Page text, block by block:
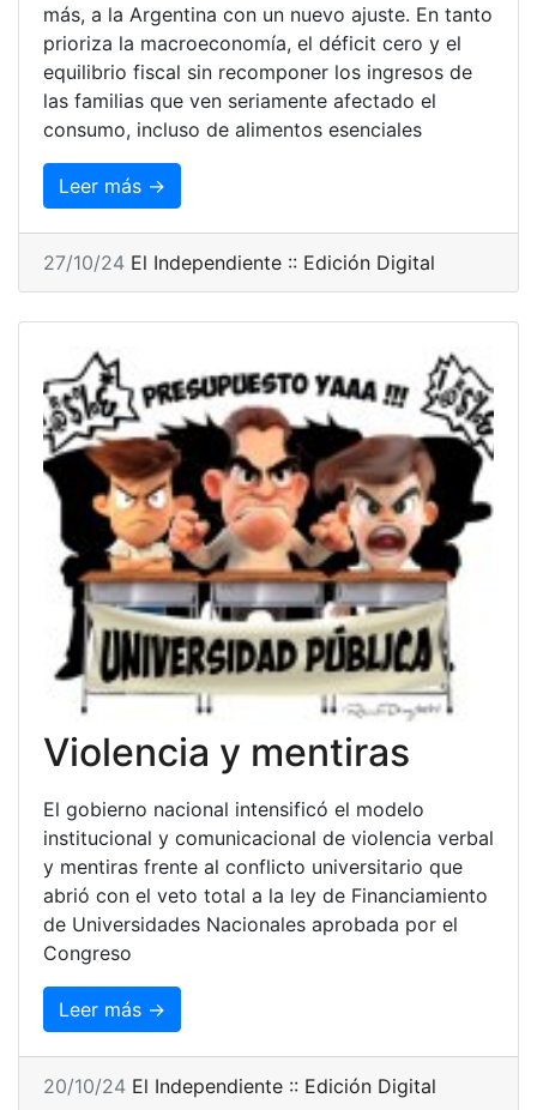
más, a la Argentina con un nuevo ajuste. En tanto
prioriza la macroeconomía, el déficit cero y el
equilibrio fiscal sin recomponer los ingresos de
las familias que ven seriamente afectado el
consumo, incluso de alimentos esenciales
Leer más →
27/10/24 El Independiente :: Edición Digital
Violencia y mentiras
El gobierno nacional intensificó el modelo
institucional y comunicacional de violencia verbal
y mentiras frente al conflicto universitario que
abrió con el veto total a la ley de Financiamiento
de Universidades Nacionales aprobada por el
Congreso
Leer más →
20/10/24 El Independiente :: Edición Digital